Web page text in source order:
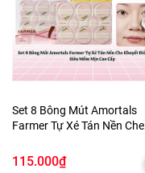
Set 8 Bông Mút Amortals
Farmer Tự Xé Tán Nền Che
Mịn Cao Cấp
115.000₫